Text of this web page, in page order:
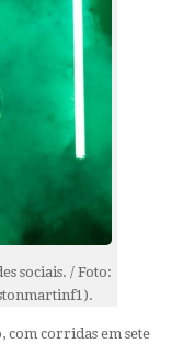
sociais. / Foto:
com corridas em sete